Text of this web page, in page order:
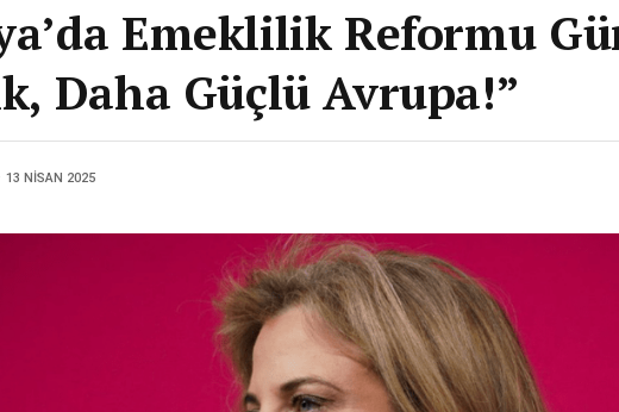
Emeklilik Reformu
Daha Güçlü Avrupa!”
13 NISAN 2025